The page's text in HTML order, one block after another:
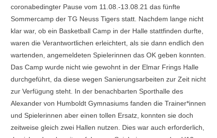
coronabedingter Pause vom 11.08.-13.08.21 das fünfte
Sommercamp der TG Neuss Tigers statt. Nachdem lange nicht
klar war, ob ein Basketball Camp in der Halle stattfinden durfte,
waren die Verantwortlichen erleichtert, als sie dann endlich den
wartenden, angemeldeten Spielerinnen das OK geben konnten.
Das Camp wurde nicht wie gewohnt in der Elmar Frings Halle
durchgeführt, da diese wegen Sanierungsarbeiten zur Zeit nicht
zur Verfügung steht. In der benachbarten Sporthalle des
Alexander von Humboldt Gymnasiums fanden die Trainer*innen
und Spielerinnen aber einen tollen Ersatz, konnten sie doch
zeitweise gleich zwei Hallen nutzen. Dies war auch erforderlich,